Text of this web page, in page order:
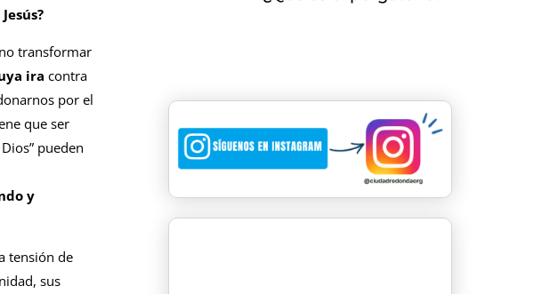
transformar
ira contra
por el
que ser
pueden
y
tensión de
sus